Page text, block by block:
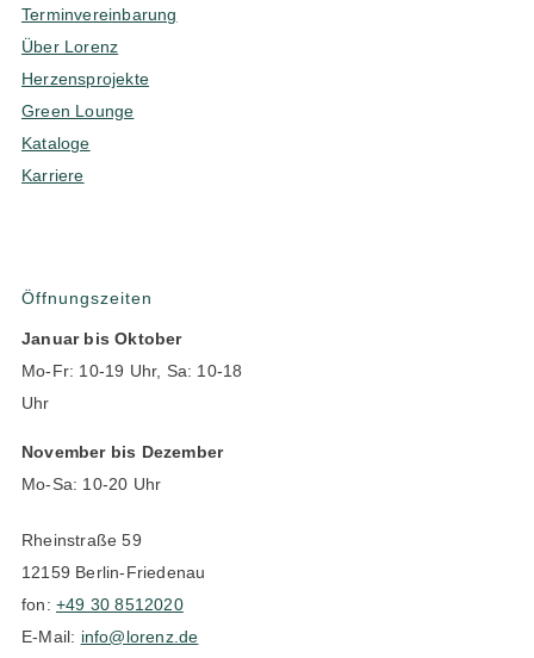
Terminvereinbarung
Über Lorenz
Herzensprojekte
Green Lounge
Kataloge
Karriere
Öffnungszeiten
Januar bis Oktober
Mo-Fr: 10-19 Uhr, Sa: 10-18
Uhr
November bis Dezember
Mo-Sa: 10-20 Uhr
Rheinstraße 59
12159 Berlin-Friedenau
fon: +49 30 8512020
E-Mail: info@lorenz.de